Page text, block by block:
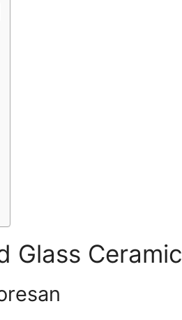
Glass Ceramic